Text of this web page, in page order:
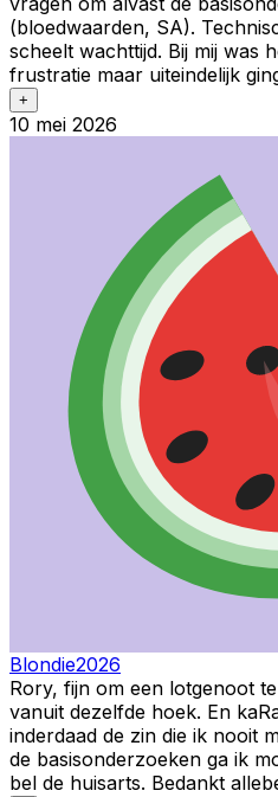
(bloedwaarden, SA).
scheelt wachttijd. Bij mij was
frustratie maar uiteindelijk
+
10 mei 2026
Blondie2026
Rory, fijn om een lotgenoot
vanuit dezelfde hoek. En
inderdaad de zin die ik nooit
de basisonderzoeken ga ik
bel de huisarts. Bedankt